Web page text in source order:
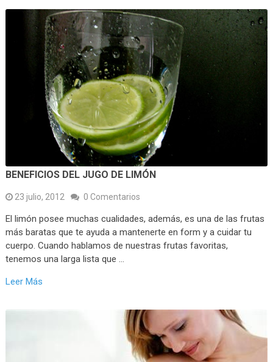
BENEFICIOS DEL JUGO DE LIMÓN
23 julio, 2012 0 Comentarios
El limón posee muchas cualidades, además, es una de las frutas
más baratas que te ayuda a mantenerte en form y a cuidar tu
cuerpo. Cuando hablamos de nuestras frutas favoritas,
tenemos una larga lista que …
Leer Más